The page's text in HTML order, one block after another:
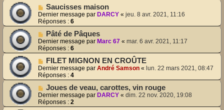
Saucisses maison
Dernier message par DARCY « jeu. 8 avr. 2021, 11:16
Réponses : 6
Pâté de Pâques
Dernier message par Marc 67 « mar. 6 avr. 2021, 11:17
Réponses : 6
FILET MIGNON EN CROÛTE
Dernier message par André Samson « lun. 22 mars 2021, 08:47
Réponses : 4
Joues de veau, carottes, vin rouge
Dernier message par DARCY « dim. 22 nov. 2020, 19:08
Réponses : 2